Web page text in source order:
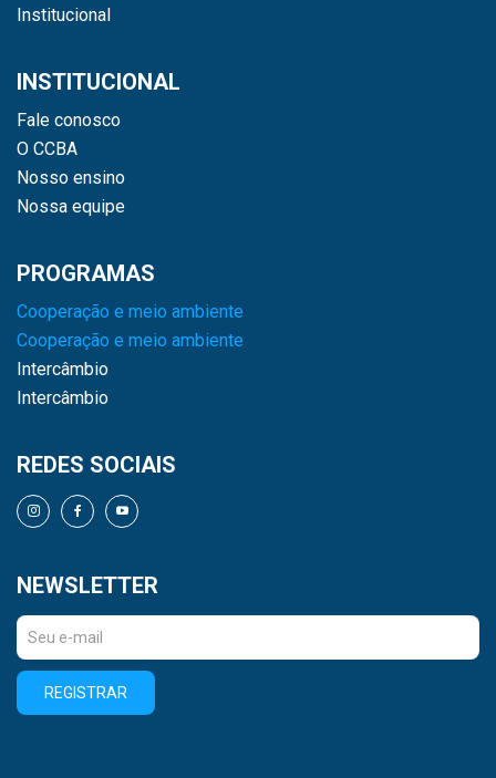
Institucional
INSTITUCIONAL
Fale conosco
O CCBA
Nosso ensino
Nossa equipe
PROGRAMAS
Cooperação e meio ambiente
Cooperação e meio ambiente
Intercâmbio
Intercâmbio
REDES SOCIAIS
NEWSLETTER
REGISTRAR